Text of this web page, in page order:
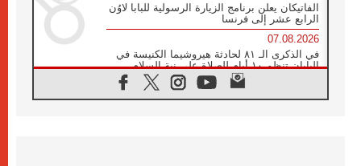
الفاتيكان يعلن برنامج الزيارة الرسولية للبابا لاوُن
الرابع عشر إلى فرنسا
07.08.2026
في الذكرى الـ ٨١ لحادثة هيروشيما الكنيسة في
اليابان تنظم ١٠ أيام للصلاة على نية السلام
الكنيسة في الأوروغواي: زيارة البابا ستعزز